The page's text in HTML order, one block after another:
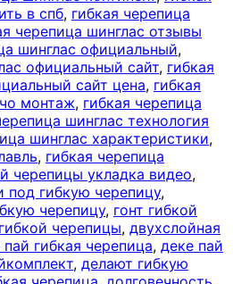
в спб, гибкая черепица
черепица шинглас отзывы
шинглас официальный,
официальный сайт, гибкая
сайт цена, гибкая
монтаж, гибкая черепица
шинглас технология
шинглас характеристики,
, гибкая черепица
черепицы укладка видео,
под гибкую черепицу,
черепицу, гонт гибкой
черепицы, двухслойная
пай гибкая черепица, деке пай
, делают гибкую